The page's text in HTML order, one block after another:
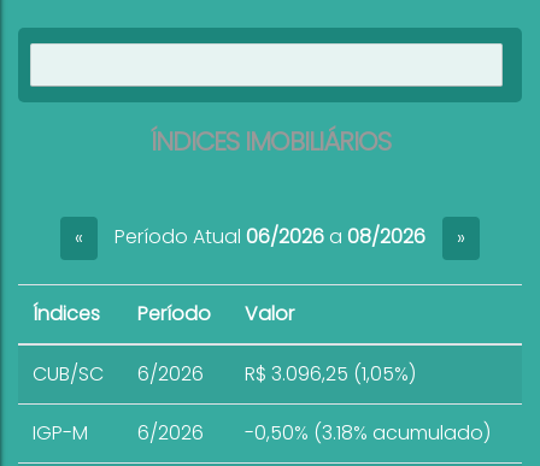
ÍNDICES IMOBILIÁRIOS
« Período Atual 06/2026a 08/2026 »
Índices Período Valor
CUB/SC 6/2026 R$ 3.096,25 (1,05%)
IGP-M 6/2026 -0,50% (3.18% acumulado)